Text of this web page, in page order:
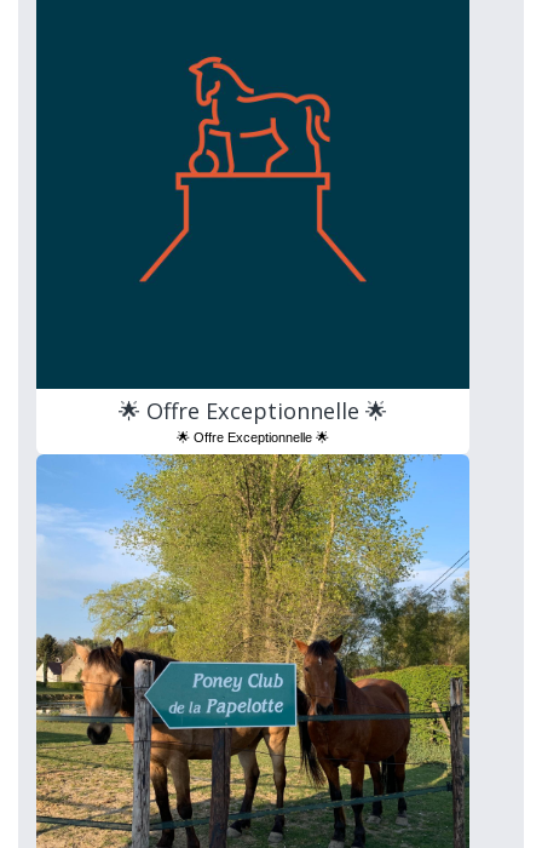
🌟 Offre Exceptionnelle 🌟
🌟 Offre Exceptionnelle 🌟